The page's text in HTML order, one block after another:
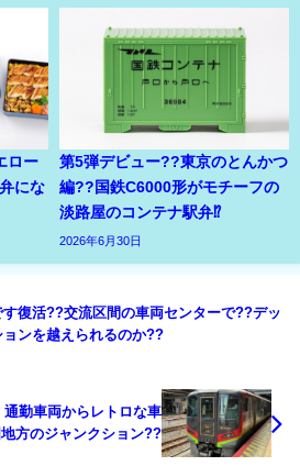
ロー
にな
第5弾デビュー??東京のとんかつ
編??国鉄C6000形がモチーフの
淡路屋のコンテナ駅弁⁉
2026年6月30日
す復活??交流区間の車両センターで??デッ
ョンを越えられるのか??
勤車両からレトロな車
方のジャンクション??